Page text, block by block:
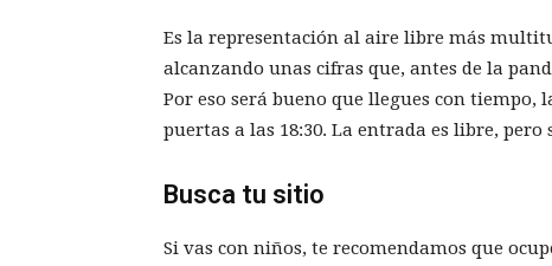
Es la representación al aire libre más
alcanzando unas cifras que, antes de la
Por eso será bueno que llegues con tiempo,
puertas a las 18:30. La entrada es libre,
Busca tu sitio
Si vas con niños, te recomendamos que